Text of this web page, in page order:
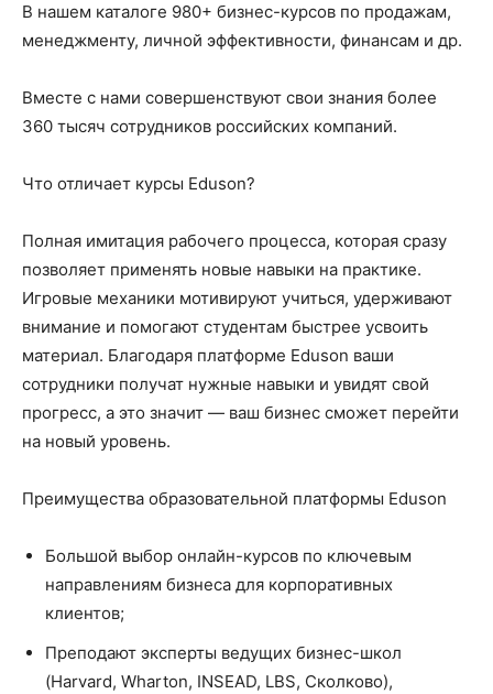
В нашем каталоге 980+ бизнес-курсов по продажам,
менеджменту, личной эффективности, финансам и др.
Вместе с нами совершенствуют свои знания более
360 тысяч сотрудников российских компаний.
Что отличает курсы Eduson?
Полная имитация рабочего процесса, которая сразу
позволяет применять новые навыки на практике.
Игровые механики мотивируют учиться, удерживают
внимание и помогают студентам быстрее усвоить
материал. Благодаря платформе Eduson ваши
сотрудники получат нужные навыки и увидят свой
прогресс, а это значит — ваш бизнес сможет перейти
на новый уровень.
Преимущества образовательной платформы Eduson
Большой выбор онлайн-курсов по ключевым
направлениям бизнеса для корпоративных
клиентов;
Преподают эксперты ведущих бизнес-школ
(Harvard, Wharton, INSEAD, LBS, Сколково),